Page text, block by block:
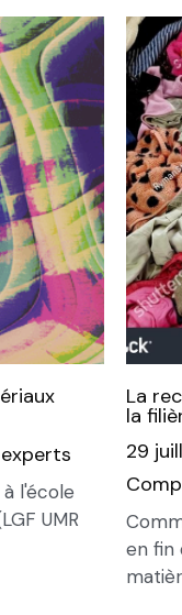
l'école
UMR
La
la
29
en fin